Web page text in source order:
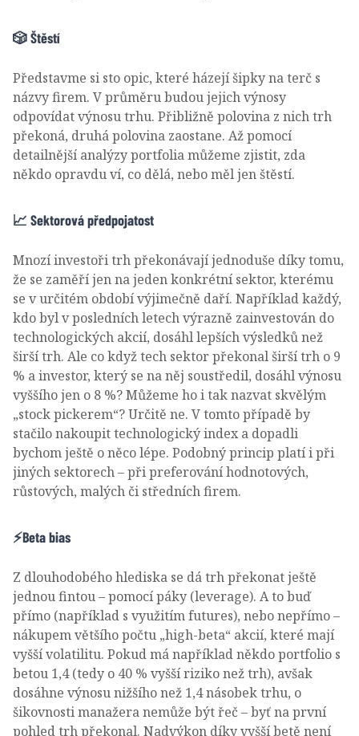
🎲 Štěstí
Představme si sto opic, které házejí šipky na terč s
názvy firem. V průměru budou jejich výnosy
odpovídat výnosu trhu. Přibližně polovina z nich trh
překoná, druhá polovina zaostane. Až pomocí
detailnější analýzy portfolia můžeme zjistit, zda
někdo opravdu ví, co dělá, nebo měl jen štěstí.
📈 Sektorová předpojatost
Mnozí investoři trh překonávají jednoduše díky tomu,
že se zaměří jen na jeden konkrétní sektor, kterému
se v určitém období výjimečně daří. Například každý,
kdo byl v posledních letech výrazně zainvestován do
technologických akcií, dosáhl lepších výsledků než
širší trh. Ale co když tech sektor překonal širší trh o 9
% a investor, který se na něj soustředil, dosáhl výnosu
vyššího jen o 8 %? Můžeme ho i tak nazvat skvělým
„stock pickerem“? Určitě ne. V tomto případě by
stačilo nakoupit technologický index a dopadli
bychom ještě o něco lépe. Podobný princip platí i při
jiných sektorech – při preferování hodnotových,
růstových, malých či středních firem.
⚡Beta bias
Z dlouhodobého hlediska se dá trh překonat ještě
jednou fintou – pomocí páky (leverage). A to buď
přímo (například s využitím futures), nebo nepřímo –
nákupem většího počtu „high-beta“ akcií, které mají
vyšší volatilitu. Pokud má například někdo portfolio s
betou 1,4 (tedy o 40 % vyšší riziko než trh), avšak
dosáhne výnosu nižšího než 1,4 násobek trhu, o
šikovnosti manažera nemůže být řeč – byť na první
pohled trh překonal. Nadvýkon díky vyšší betě není